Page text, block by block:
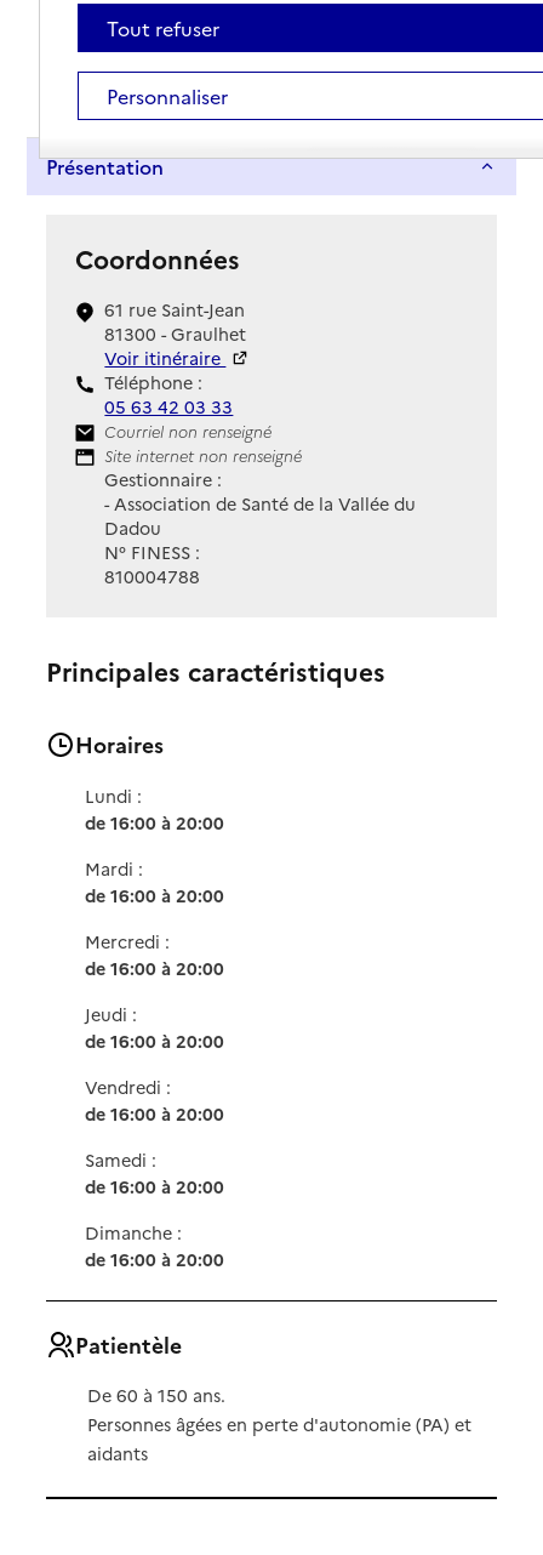
Tout déplier
Présentation
Coordonnées
61 rue Saint-Jean
81300 - Graulhet
Voir itinéraire
Téléphone :
05 63 42 03 33
Contact
Courriel non renseigné
Site Internet
Site internet non renseigné
Gestionnaire :
- Association de Santé de la Vallée du
Dadou
N° FINESS :
810004788
Principales caractéristiques
Horaires
Lundi :
de 16:00 à 20:00
Mardi :
de 16:00 à 20:00
Mercredi :
de 16:00 à 20:00
Jeudi :
de 16:00 à 20:00
Vendredi :
de 16:00 à 20:00
Samedi :
de 16:00 à 20:00
Dimanche :
de 16:00 à 20:00
Patientèle
De 60 à 150 ans.
Personnes âgées en perte d'autonomie (PA) et
aidants
Tout refuser
Personnaliser